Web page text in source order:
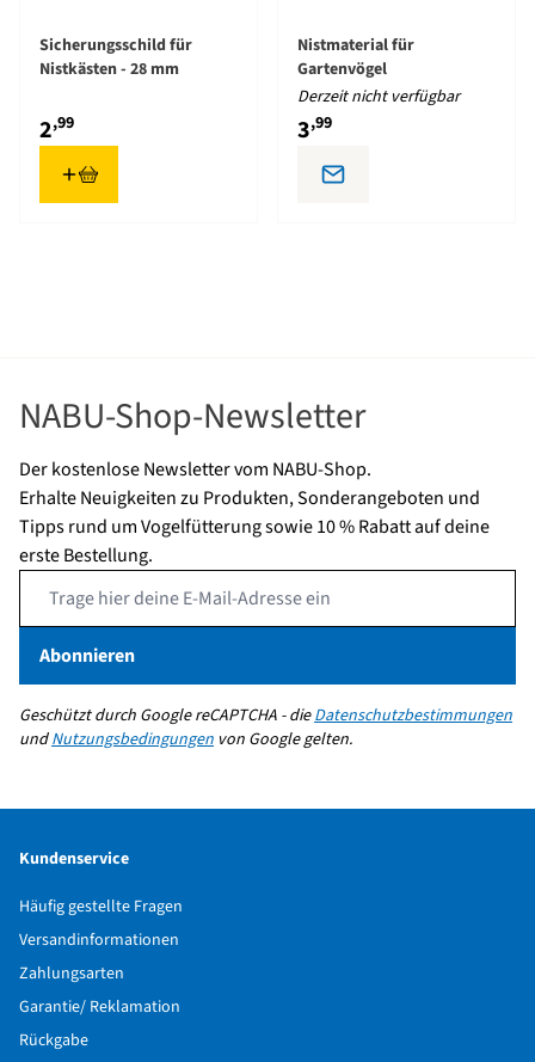
Sicherungsschild für
Nistkästen - 28 mm
2,99
Nistmaterial für
Gartenvögel
Derzeit nicht verfügbar
3,99
NABU-Shop-Newsletter
Der kostenlose Newsletter vom NABU-Shop.
Erhalte Neuigkeiten zu Produkten, Sonderangeboten und
Tipps rund um Vogelfütterung sowie 10 % Rabatt auf deine
erste Bestellung.
Abonnieren
Geschützt durch Google reCAPTCHA - dieDatenschutzbestimmungen
undNutzungsbedingungen von Google gelten.
Kundenservice
Häufig gestellte Fragen
Versandinformationen
Zahlungsarten
Garantie/ Reklamation
Rückgabe